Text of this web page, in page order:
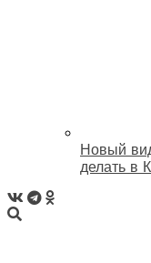
Новый
делать в